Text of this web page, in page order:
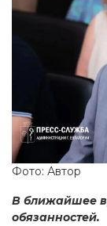
Фото: Автор
В ближайшее
обязанностей.